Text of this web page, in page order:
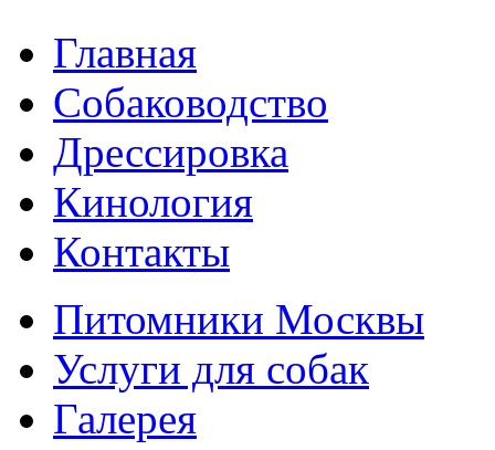
Главная
Собаководство
Дрессировка
Кинология
Контакты
Питомники Москвы
Услуги для собак
Галерея